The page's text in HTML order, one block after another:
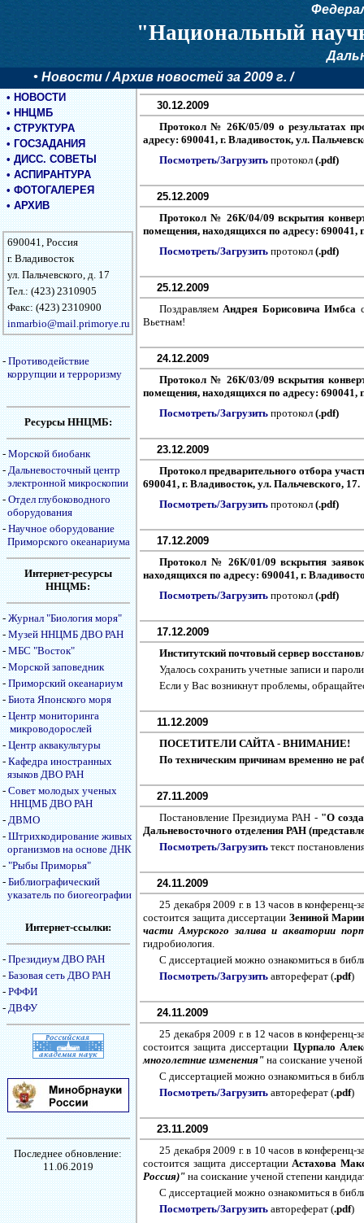
"Национальный
• Новости / Архив новостей за 2009 г. /
•НОВОСТИ
•ННЦМБ
•СТРУКТУРА
•ГОСЗАДАНИЯ
•ДИСС. СОВЕТЫ
•АСПИРАНТУРА
•ФОТОГАЛЕРЕЯ
•АРХИВ
690041, Россия
г. Владивосток
ул. Пальчевского, д. 17
Тел.: (423) 2310905
Факс: (423) 2310900
inmarbio@mail.primorye.ru
-Противодействие
коррупции и терроризму
Ресурсы ННЦМБ:
-Морской биобанк
-Дальневосточный центр
электронной микроскопии
-Отдел глубоководного
оборудования
-Научное оборудование
Приморского океанариума
Интернет-ресурсы
ННЦМБ:
-Журнал "Биология моря"
-Музей ННЦМБ ДВО РАН
-МБС "Восток"
-Морской заповедник
-Приморский океанариум
-Биота Японского моря
-Центр мониторинга
микроводорослей
-Центр аквакультуры
-Кафедра иностранных
языков ДВО РАН
-Совет молодых ученых
ННЦМБ ДВО РАН
-ДВМО
-Штрихкодирование живых
организмов на основе ДНК
-"Рыбы Приморья"
-Библиографический
указатель по биогеографии
Интернет-ссылки:
-Президиум ДВО РАН
-Базовая сеть ДВО РАН
-РФФИ
-ДВФУ
Последнее обновление:
11.06.2019
30.12.2009
Протокол № 26К/05/09 о результатах
адресу: 690041, г. Владивосток, ул.
Посмотреть/Загрузить протокол (.pdf)
25.12.2009
Протокол № 26К/04/09 вскрытия
помещения, находящихся по адресу: 690041,
Посмотреть/Загрузить протокол (.pdf)
25.12.2009
ПоздравляемАндрея Борисовича Имбса
Вьетнам!
24.12.2009
Протокол № 26К/03/09 вскрытия
помещения, находящихся по адресу: 690041,
Посмотреть/Загрузить протокол (.pdf)
23.12.2009
Протокол предварительного отбора
690041, г. Владивосток, ул. Пальчевского, 17.
Посмотреть/Загрузить протокол (.pdf)
17.12.2009
Протокол № 26К/01/09 вскрытия
находящихся по адресу: 690041, г.
Посмотреть/Загрузить протокол (.pdf)
17.12.2009
Институтский почтовый сервер
Удалось сохранить учетные записи и
Если у Вас возникнут проблемы,
11.12.2009
ПОСЕТИТЕЛИ САЙТА - ВНИМАНИЕ!
По техническим причинам временно не
27.11.2009
Постановление Президиума РАН - "О
Дальневосточного отделения РАН
Посмотреть/Загрузить текст
24.11.2009
25 декабря 2009 г. в 13 часов в
состоится защита диссертации Зениной
части Амурского залива и акватории
гидробиология.
С диссертацией можно ознакомиться в
Посмотреть/Загрузить автореферат (.pdf)
24.11.2009
25 декабря 2009 г. в 12 часов в
состоится защита диссертации Цурпало
многолетние изменения" на соискание
С диссертацией можно ознакомиться в
Посмотреть/Загрузить автореферат (.pdf)
23.11.2009
25 декабря 2009 г. в 10 часов в
состоится защита диссертацииАстахова
Россия)" на соискание ученой степени
С диссертацией можно ознакомиться в
Посмотреть/Загрузить автореферат (.pdf)